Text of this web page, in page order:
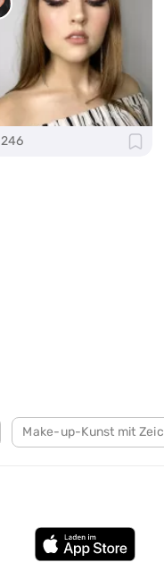
246
Make-up-Kunst mit